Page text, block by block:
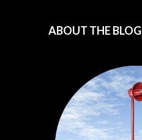
ABOUT THE BLOG